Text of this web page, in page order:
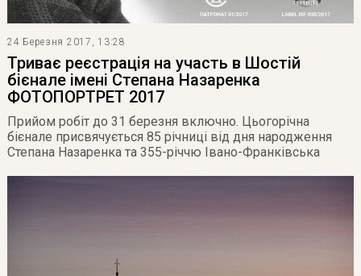
24 Березня 2017, 13:28
Триває реєстрація на участь в Шостій
бієнале імені Степана Назаренка
ФОТОПОРТРЕТ 2017
Прийом робіт до 31 березня включно. Цьогорічна
бієнале присвячується 85 річниці від дня народження
Степана Назаренка та 355-річчю Івано-Франківська